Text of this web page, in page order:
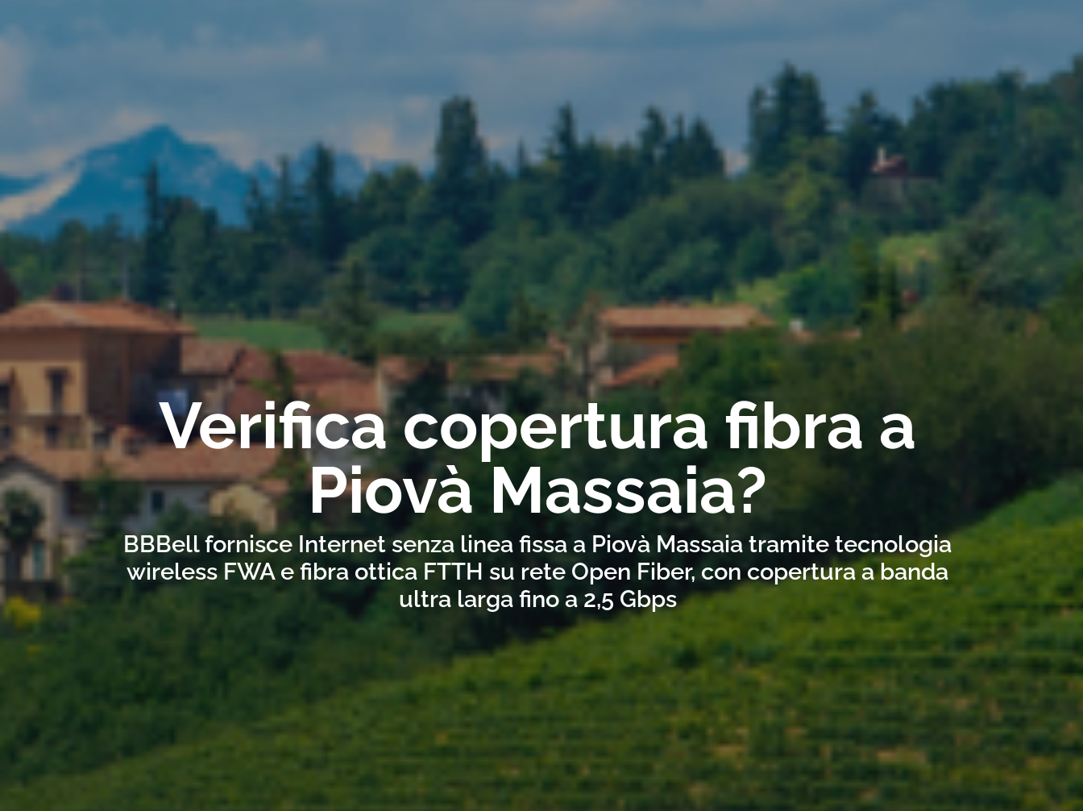
Verifica copertura fibra a
Piovà Massaia?
BBBell fornisce Internet senza linea fissa a Piovà Massaia tramite tecnologia
wireless FWA e fibra ottica FTTH su rete Open Fiber, con copertura a banda
ultra larga fino a 2,5 Gbps